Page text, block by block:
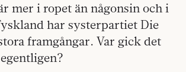
mer i ropet än någonsin och i
har systerpartiet Die
framgångar. Var gick det